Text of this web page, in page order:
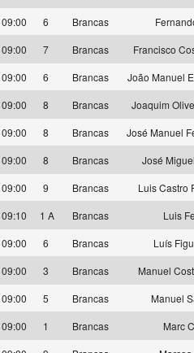
09:00
6 Brancas
09:00
7 Brancas
Francisco
09:00
6 Brancas
João Manuel
09:00
8 Brancas
Joaquim
09:00
8 Brancas
José Manuel
09:00
8 Brancas
José
09:00
9 Brancas
Luis Castro
09:10
1 A Brancas
Luis
09:00
6 Brancas
Luís
09:00
3 Brancas
Manuel
09:00
5 Brancas
Manuel
09:00
1 Brancas
Marc